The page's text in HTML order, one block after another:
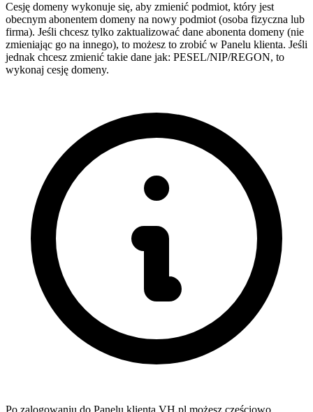
Cesję domeny wykonuje się, aby zmienić podmiot, który jest
obecnym abonentem domeny na nowy podmiot (osoba fizyczna lub
firma). Jeśli chcesz tylko zaktualizować dane abonenta domeny (nie
zmieniając go na innego), to możesz to zrobić w Panelu klienta. Jeśli
jednak chcesz zmienić takie dane jak: PESEL/NIP/REGON, to
wykonaj cesję domeny.